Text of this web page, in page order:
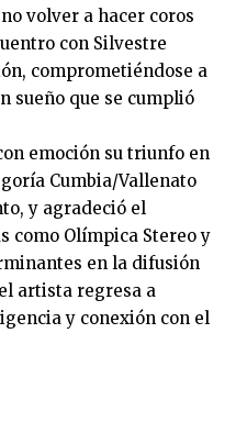
volver a hacer coros
con Silvestre
comprometiéndose a
sueño que se cumplió
emoción su triunfo en
Cumbia/Vallenato
y agradeció el
como Olímpica Stereo y
en la difusión
artista regresa a
y conexión con el